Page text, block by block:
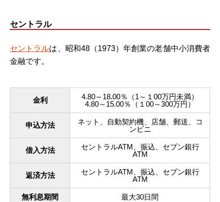
セントラル
セントラルは、昭和48（1973）年創業の老舗中小消費者
金融です。
金利
4.80～18.00％（1～１00万円未満）
4.80～15.00％（１00～300万円）
申込方法
ネット、自動契約機、店舗、郵送、コ
ンビニ
借入方法
セントラルATM、振込、セブン銀行
ATM
返済方法
セントラルATM、振込、セブン銀行
ATM
無利息期間 最大30日間